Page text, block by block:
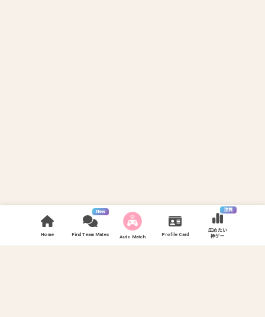
Home
New
Find Team Mates Auto Match Profile Card
注目
広めたい
神ゲー